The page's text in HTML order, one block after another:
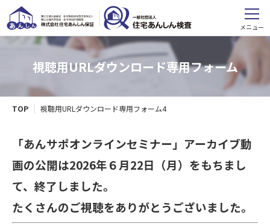
メニュー
TOP 視聴用URLダウンロード専用フォーム4
視聴用URLダウンロード専用フォーム
「あんサポオンラインセミナー」アーカイブ動
画の公開は2026年６月22日（月）をもちまし
て、終了しました。
たくさんのご視聴をありがとうございました。